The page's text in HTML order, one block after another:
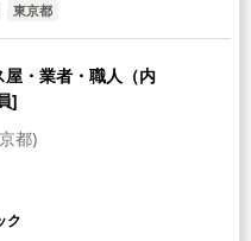
東京都
・業者・職人（内
]
都)
ク